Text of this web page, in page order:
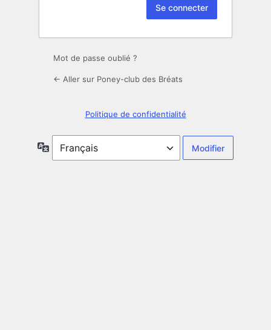
Mot de passe oublié ?
← Aller sur Poney-club des Bréats
Politique de confidentialité
Langue